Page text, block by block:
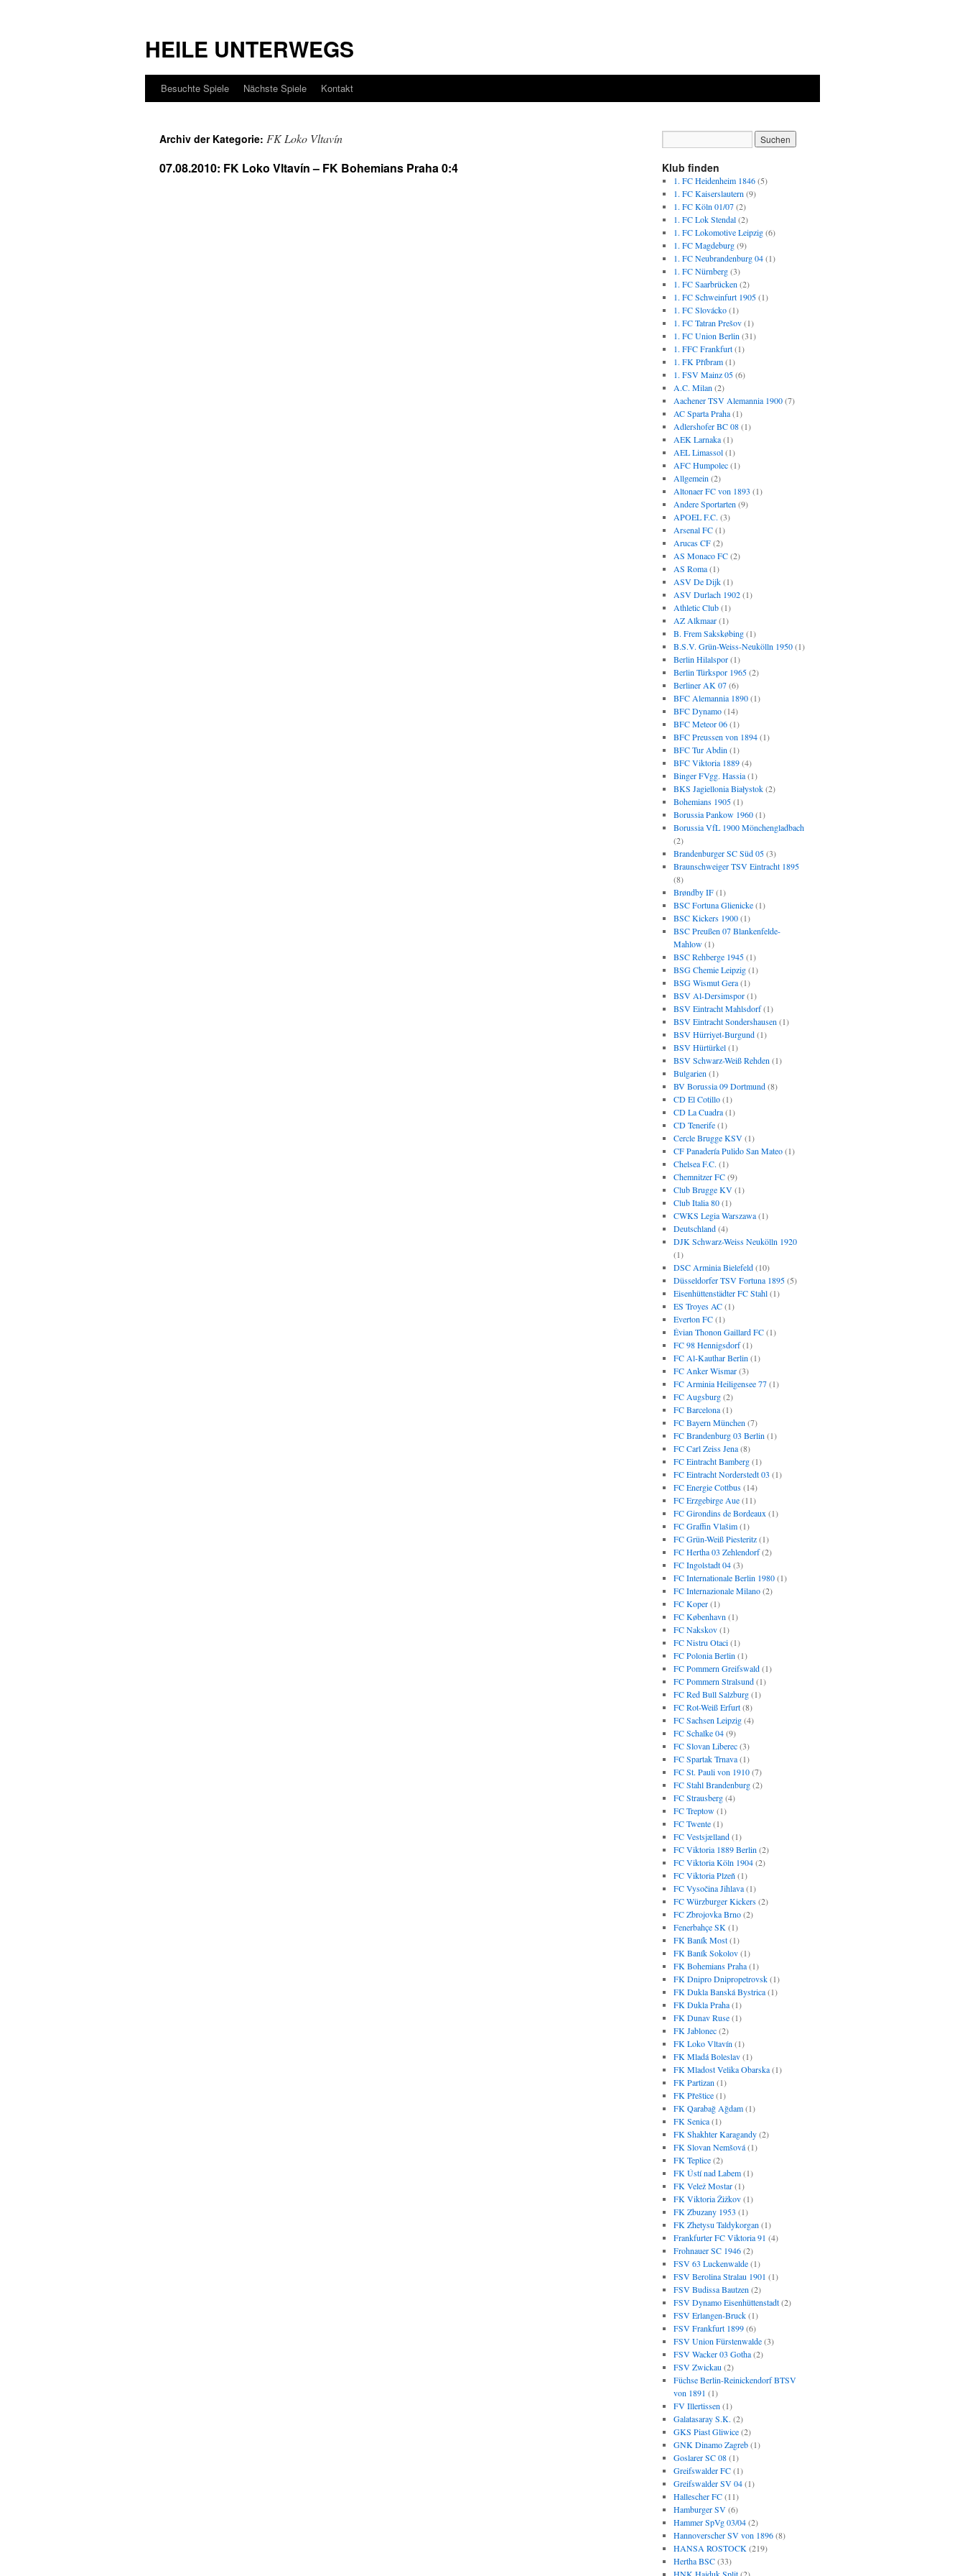
HEILE UNTERWEGS
Besuchte Spiele Nächste Spiele Kontakt
Archiv der Kategorie: FK Loko Vltavín
07.08.2010: FK Loko Vltavín – FK Bohemians Praha 0:4 Klub finden
1. FC Heidenheim 1846(5)
1. FC Kaiserslautern (9)
1. FC Köln 01/07(2)
1. FC Lok Stendal(2)
1. FC Lokomotive Leipzig(6)
1. FC Magdeburg(9)
1. FC Neubrandenburg 04(1)
1. FC Nürnberg(3)
1. FC Saarbrücken (2)
1. FC Schweinfurt 1905(1)
1. FC Slovácko(1)
1. FC Tatran Prešov(1)
1. FC Union Berlin (31)
1. FFC Frankfurt(1)
1. FK Příbram(1)
1. FSV Mainz 05(6)
A.C. Milan (2)
Aachener TSV Alemannia 1900(7)
AC Sparta Praha(1)
Adlershofer BC 08(1)
AEK Larnaka(1)
AEL Limassol(1)
AFC Humpolec(1)
Allgemein (2)
Altonaer FC von 1893 (1)
Andere Sportarten (9)
APOEL F.C. (3)
Arsenal FC(1)
Arucas CF(2)
AS Monaco FC(2)
AS Roma(1)
ASV De Dijk(1)
ASV Durlach 1902(1)
Athletic Club(1)
AZ Alkmaar(1)
B. Frem Sakskøbing(1)
B.S.V. Grün-Weiss-Neukölln 1950(1)
Berlin Hilalspor(1)
Berlin Türkspor 1965(2)
Berliner AK 07(6)
BFC Alemannia 1890(1)
BFC Dynamo(14)
BFC Meteor 06(1)
BFC Preussen von 1894(1)
BFC Tur Abdin (1)
BFC Viktoria 1889(4)
Binger FVgg. Hassia(1)
BKS Jagiellonia Białystok(2)
Bohemians 1905(1)
Borussia Pankow 1960(1)
Borussia VfL 1900 Mönchengladbach
(2)
Brandenburger SC Süd 05(3)
Braunschweiger TSV Eintracht 1895
(8)
Brøndby IF(1)
BSC Fortuna Glienicke(1)
BSC Kickers 1900(1)
BSC Preußen 07 Blankenfelde-
Mahlow(1)
BSC Rehberge 1945(1)
BSG Chemie Leipzig(1)
BSG Wismut Gera(1)
BSV Al-Dersimspor(1)
BSV Eintracht Mahlsdorf(1)
BSV Eintracht Sondershausen (1)
BSV Hürriyet-Burgund(1)
BSV Hürtürkel(1)
BSV Schwarz-Weiß Rehden (1)
Bulgarien (1)
BV Borussia 09 Dortmund(8)
CD El Cotillo(1)
CD La Cuadra(1)
CD Tenerife(1)
Cercle Brugge KSV(1)
CF Panadería Pulido San Mateo(1)
Chelsea F.C. (1)
Chemnitzer FC(9)
Club Brugge KV(1)
Club Italia 80(1)
CWKS Legia Warszawa(1)
Deutschland(4)
DJK Schwarz-Weiss Neukölln 1920
(1)
DSC Arminia Bielefeld(10)
Düsseldorfer TSV Fortuna 1895(5)
Eisenhüttenstädter FC Stahl(1)
ES Troyes AC(1)
Everton FC(1)
Évian Thonon Gaillard FC(1)
FC 98 Hennigsdorf(1)
FC Al-Kauthar Berlin (1)
FC Anker Wismar(3)
FC Arminia Heiligensee 77(1)
FC Augsburg(2)
FC Barcelona(1)
FC Bayern München (7)
FC Brandenburg 03 Berlin (1)
FC Carl Zeiss Jena(8)
FC Eintracht Bamberg(1)
FC Eintracht Norderstedt 03 (1)
FC Energie Cottbus(14)
FC Erzgebirge Aue(11)
FC Girondins de Bordeaux (1)
FC Graffin Vlašim(1)
FC Grün-Weiß Piesteritz(1)
FC Hertha 03 Zehlendorf(2)
FC Ingolstadt 04(3)
FC Internationale Berlin 1980(1)
FC Internazionale Milano(2)
FC Koper(1)
FC København (1)
FC Nakskov(1)
FC Nistru Otaci(1)
FC Polonia Berlin (1)
FC Pommern Greifswald(1)
FC Pommern Stralsund(1)
FC Red Bull Salzburg(1)
FC Rot-Weiß Erfurt(8)
FC Sachsen Leipzig(4)
FC Schalke 04(9)
FC Slovan Liberec(3)
FC Spartak Trnava(1)
FC St. Pauli von 1910(7)
FC Stahl Brandenburg(2)
FC Strausberg(4)
FC Treptow(1)
FC Twente(1)
FC Vestsjælland(1)
FC Viktoria 1889 Berlin (2)
FC Viktoria Köln 1904(2)
FC Viktoria Plzeň (1)
FC Vysočina Jihlava(1)
FC Würzburger Kickers(2)
FC Zbrojovka Brno(2)
Fenerbahçe SK (1)
FK Baník Most(1)
FK Baník Sokolov(1)
FK Bohemians Praha(1)
FK Dnipro Dnipropetrovsk(1)
FK Dukla Banská Bystrica(1)
FK Dukla Praha(1)
FK Dunav Ruse(1)
FK Jablonec(2)
FK Loko Vltavín (1)
FK Mladá Boleslav(1)
FK Mladost Velika Obarska(1)
FK Partizan (1)
FK Přeštice(1)
FK Qarabağ Ağdam(1)
FK Senica(1)
FK Shakhter Karagandy(2)
FK Slovan Nemšová(1)
FK Teplice(2)
FK Ústí nad Labem(1)
FK Velež Mostar(1)
FK Viktoria Žižkov(1)
FK Zbuzany 1953 (1)
FK Zhetysu Taldykorgan (1)
Frankfurter FC Viktoria 91 (4)
Frohnauer SC 1946(2)
FSV 63 Luckenwalde(1)
FSV Berolina Stralau 1901 (1)
FSV Budissa Bautzen (2)
FSV Dynamo Eisenhüttenstadt(2)
FSV Erlangen-Bruck(1)
FSV Frankfurt 1899(6)
FSV Union Fürstenwalde(3)
FSV Wacker 03 Gotha(2)
FSV Zwickau (2)
Füchse Berlin-Reinickendorf BTSV
von 1891 (1)
FV Illertissen (1)
Galatasaray S.K. (2)
GKS Piast Gliwice(2)
GNK Dinamo Zagreb(1)
Goslarer SC 08(1)
Greifswalder FC(1)
Greifswalder SV 04(1)
Hallescher FC(11)
Hamburger SV(6)
Hammer SpVg 03/04(2)
Hannoverscher SV von 1896(8)
HANSA ROSTOCK (219)
Hertha BSC(33)